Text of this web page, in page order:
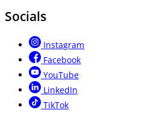
Socials
Instagram
Facebook
YouTube
LinkedIn
TikTok